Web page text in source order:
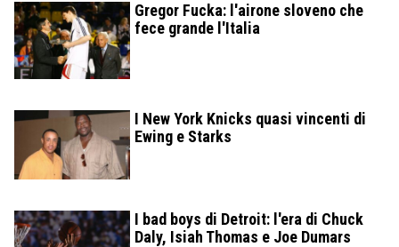
Gregor Fucka: l'airone sloveno che
fece grande l'Italia
I New York Knicks quasi vincenti di
Ewing e Starks
I bad boys di Detroit: l'era di Chuck
Daly, Isiah Thomas e Joe Dumars